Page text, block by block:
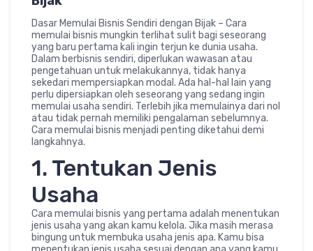
Dasar Memulai Bisnis Sendiri dengan Bijak – Cara
memulai bisnis mungkin terlihat sulit bagi seseorang
yang baru pertama kali ingin terjun ke dunia usaha.
Dalam berbisnis sendiri, diperlukan wawasan atau
pengetahuan untuk melakukannya, tidak hanya
sekedari mempersiapkan modal. Ada hal-hal lain yang
perlu dipersiapkan oleh seseorang yang sedang ingin
memulai usaha sendiri. Terlebih jika memulainya dari nol
atau tidak pernah memiliki pengalaman sebelumnya.
Cara memulai bisnis menjadi penting diketahui demi
langkahnya.
1. Tentukan Jenis
Usaha
Cara memulai bisnis yang pertama adalah menentukan
jenis usaha yang akan kamu kelola. Jika masih merasa
bingung untuk membuka usaha jenis apa. Kamu bisa